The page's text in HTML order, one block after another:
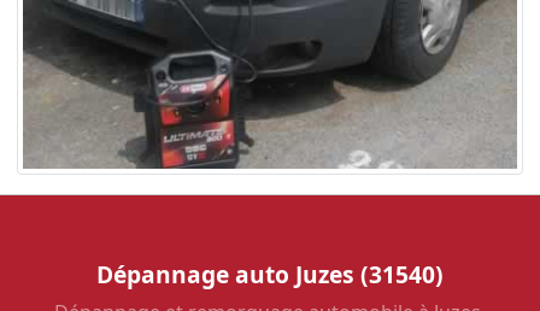
Dépannage auto Juzes (31540)